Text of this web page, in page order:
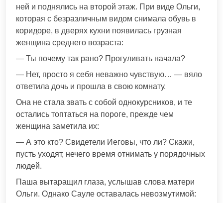
ней и поднялись на второй этаж. При виде Ольги,
которая с безразличным видом снимала обувь в
коридоре, в дверях кухни появилась грузная
женщина среднего возраста:
— Ты почему так рано? Прогуливать начала?
— Нет, просто я себя неважно чувствую… — вяло
ответила дочь и прошла в свою комнату.
Она не стала звать с собой однокурсников, и те
остались топтаться на пороге, прежде чем
женщина заметила их:
— А это кто? Свидетели Иеговы, что ли? Скажи,
пусть уходят, нечего время отнимать у порядочных
людей.
Паша вытаращил глаза, услышав слова матери
Ольги. Однако Сауле оставалась невозмутимой: